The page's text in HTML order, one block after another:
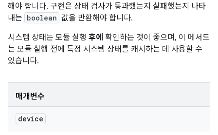
해야 합니다. 구현은 상태 검사가 통과했는지 실패했는지 나타
내는 boolean 값을 반환해야 합니다.
시스템 상태는 모듈 실행 후에 확인하는 것이 좋으며, 이 메서드
는 모듈 실행 전에 특정 시스템 상태를 캐시하는 데 사용할 수
있습니다.
매개변수
device